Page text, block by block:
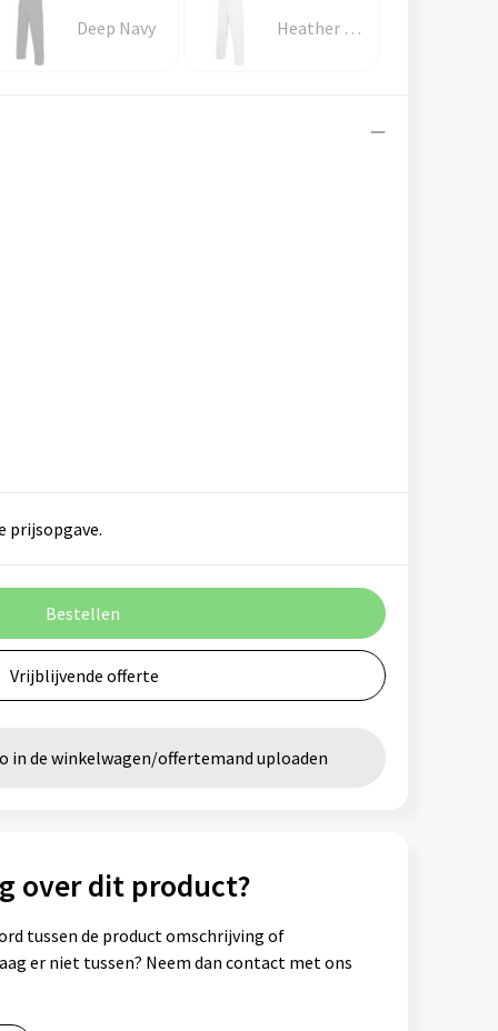
Deep Navy Heather Grey
prijsopgave.
Bestellen
Vrijblijvende offerte
in de winkelwagen/offertemand uploaden
over dit product?
tussen de product omschrijving of
er niet tussen? Neem dan contact met ons